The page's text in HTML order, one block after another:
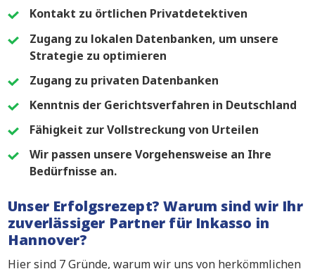
Kontakt zu örtlichen Privatdetektiven
Zugang zu lokalen Datenbanken, um unsere
Strategie zu optimieren
Zugang zu privaten Datenbanken
Kenntnis der Gerichtsverfahren in Deutschland
Fähigkeit zur Vollstreckung von Urteilen
Wir passen unsere Vorgehensweise an Ihre
Bedürfnisse an.
Unser Erfolgsrezept? Warum sind wir Ihr
zuverlässiger Partner für Inkasso in
Hannover?
Hier sind 7 Gründe, warum wir uns von herkömmlichen